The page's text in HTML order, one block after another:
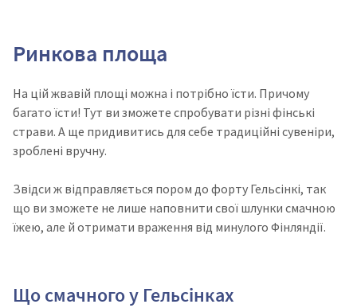
Ринкова площа
На цій жвавій площі можна і потрібно їсти. Причому
багато їсти! Тут ви зможете спробувати різні фінські
страви. А ще придивитись для себе традиційні сувеніри,
зроблені вручну.
Звідси ж відправляється пором до форту Гельсінкі, так
що ви зможете не лише наповнити свої шлунки смачною
їжею, але й отримати враження від минулого Фінляндії.
Що смачного у Гельсінках